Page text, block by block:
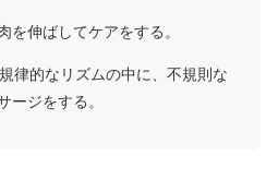
を伸ばしてケアをする。
規律的なリズムの中に、不規則な
ージをする。